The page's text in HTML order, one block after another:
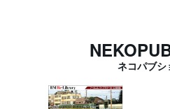
ネコパブシ